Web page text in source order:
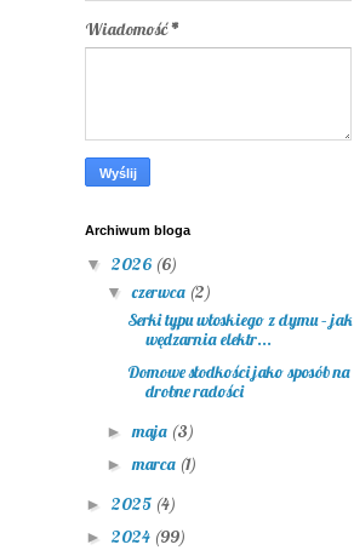
Wiadomość*
Archiwum bloga
▼ 2026 (6)
▼czerwca (2)
Serki typu włoskiego z dymu – jak
wędzarnia elektr...
Domowe słodkości jako sposób na
drobne radości
►maja (3)
► marca (1)
► 2025 (4)
► 2024 (99)